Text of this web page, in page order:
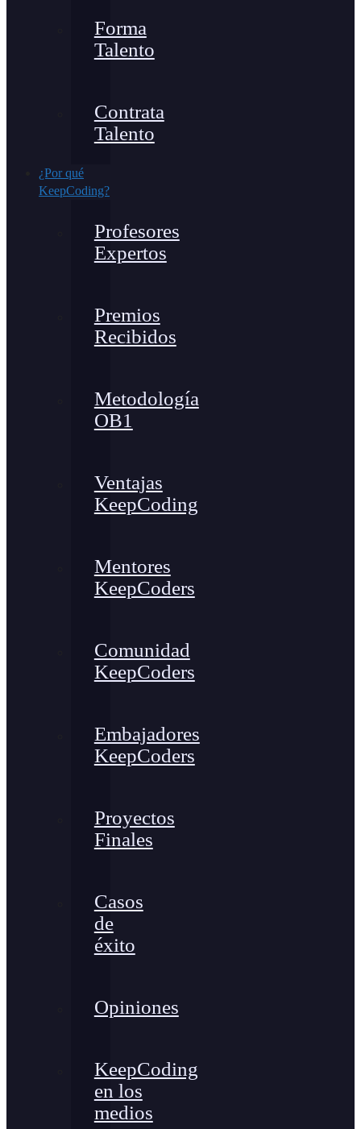
Forma
Talento
Contrata
Talento
¿Por qué
KeepCoding?
Profesores
Expertos
Premios
Recibidos
Metodología
OB1
Ventajas
KeepCoding
Mentores
KeepCoders
Comunidad
KeepCoders
Embajadores
KeepCoders
Proyectos
Finales
Casos
de
éxito
Opiniones
KeepCoding
en los
medios